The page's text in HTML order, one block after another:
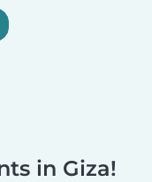
in Giza!